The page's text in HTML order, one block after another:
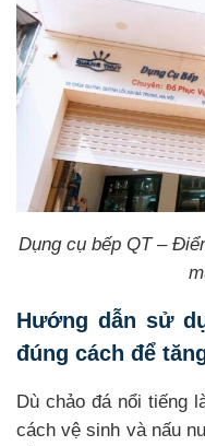
Dụng cụ bếp QT –
Hướng dẫn sử
đúng cách để
Dù chảo đá nổi tiếng
cách vệ sinh và nấu